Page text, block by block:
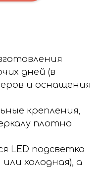
дней (в
и оснащения
крепления,
плотно
LED подсветка
холодная), а